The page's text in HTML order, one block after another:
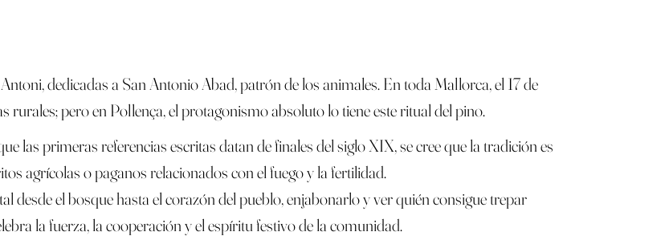
, dedicadas a San Antonio Abad, patrón de los animales. En toda Mallorca, el 17 de
rurales; pero en Pollença, el protagonismo absoluto lo tiene este ritual del pino.
las primeras referencias escritas datan de finales del siglo XIX, se cree que la tradición es
agrícolas o paganos relacionados con el fuego y la fertilidad.
desde el bosque hasta el corazón del pueblo, enjabonarlo y ver quién consigue trepar
la fuerza, la cooperación y el espíritu festivo de la comunidad.